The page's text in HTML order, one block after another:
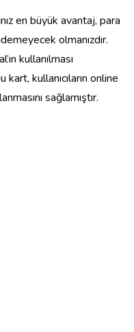
en büyük avantaj, para
olmanızdır.
kullanılması
kullanıcıların online
sağlamıştır.